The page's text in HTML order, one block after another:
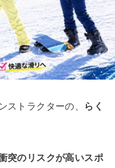
ストラクターの、
らく
突のリスクが高いスポ